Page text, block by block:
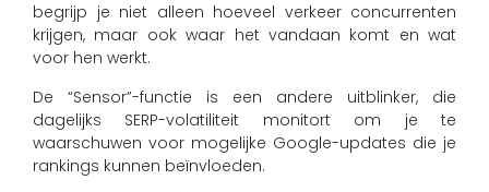
begrijp je niet alleen hoeveel verkeer concurrenten
krijgen, maar ook waar het vandaan komt en wat
voor hen werkt.
De “Sensor”-functie is een andere uitblinker, die
dagelijks SERP-volatiliteit monitort om je te
waarschuwen voor mogelijke Google-updates die je
rankings kunnen beïnvloeden.